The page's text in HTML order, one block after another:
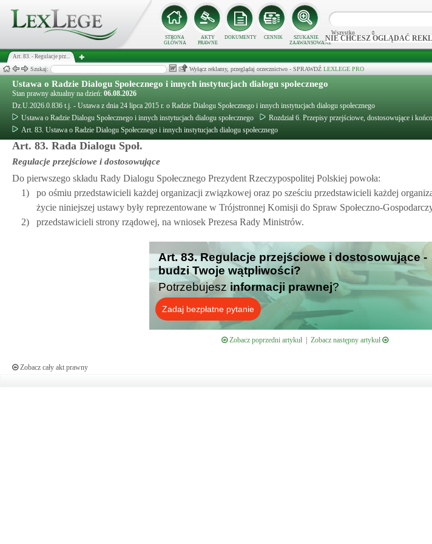
STRONA
GŁÓWNA
AKTY
PRAWNE
DOKUMENTY CENNIK
SZUKANIE
ZAAWANSOWANE
Wszystko
NIE CHCESZ OGLĄDAĆ
Art. 83. - Regulacje prz...
Szukaj: Wyłącz reklamy, przeglądaj orzecznictwo - SPRAWDŹ LEXLEGE PRO
Ustawa o Radzie Dialogu Społecznego i innych instytucjach dialogu społecznego
Stan prawny aktualny na dzień: 06.08.2026
Dz.U.2026.0.836 t.j. - Ustawa z dnia 24 lipca 2015 r. o Radzie Dialogu Społecznego i innych instytucjach dialogu społecznego
Ustawa o Radzie Dialogu Społecznego i innych instytucjach dialogu społecznego
Rozdział 6. Przepisy przejściowe, dostosowujące i
Art. 83. Ustawa o Radzie Dialogu Społecznego i innych instytucjach dialogu społecznego
Art. 83. Rada Dialogu Społ.
Regulacje przejściowe i dostosowujące
Do pierwszego składu Rady Dialogu Społecznego Prezydent Rzeczypospolitej Polskiej powoła:
1)
po ośmiu przedstawicieli każdej organizacji związkowej oraz po sześciu przedstawicieli każdej
życie niniejszej ustawy były reprezentowane w Trójstronnej Komisji do Spraw Społeczno-
2)
przedstawicieli strony rządowej, na wniosek Prezesa Rady Ministrów.
Art. 83. Regulacje przejściowe i dostosowujące -
budzi Twoje wątpliwości?
Potrzebujesz informacji prawnej?
Zadaj bezpłatne pytanie
Zobacz poprzedni artykuł| Zobacz następny artykuł
Zobacz cały akt prawny